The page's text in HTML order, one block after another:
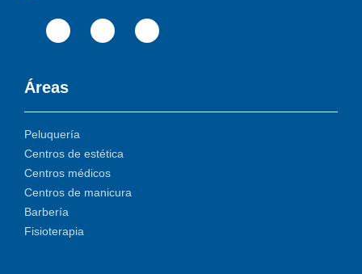
Áreas
Peluquería
Centros de estética
Centros médicos
Centros de manicura
Barbería
Fisioterapia